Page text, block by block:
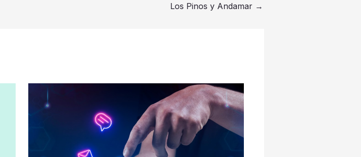
Los Pinos y Andamar →